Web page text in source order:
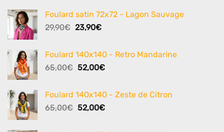
Foulard satin 72x72 - Lagon Sauvage
29,90€ Le
était :
29,90€.
23,90€Le
est :
23,90€.
Foulard 140x140 - Retro Mandarine
65,00€ Le
était :
65,00€.
52,00€Le
est :
52,00€.
Foulard 140x140 - Zeste de Citron
65,00€ Le
52,00€Le